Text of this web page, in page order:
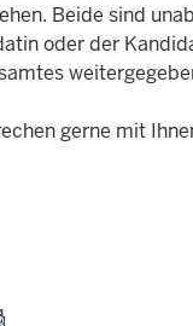
Beide sind
oder der
gerne mit